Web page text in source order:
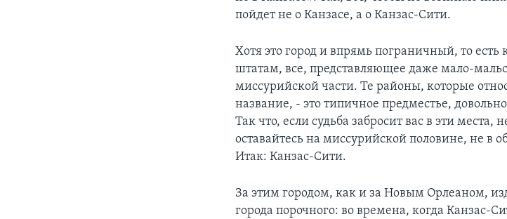
пойдет не о Канзасе, а о Канзас-Сити.
Хотя это город и впрямь пограничный, то
штатам, все, представляющее даже мало-
миссурийской части. Те районы, которые
название, - это типичное предместье,
Так что, если судьба забросит вас в эти места,
оставайтесь на миссурийской половине, не в
Итак: Канзас-Сити.
За этим городом, как и за Новым Орлеаном,
города порочного: во времена, когда Канзас-